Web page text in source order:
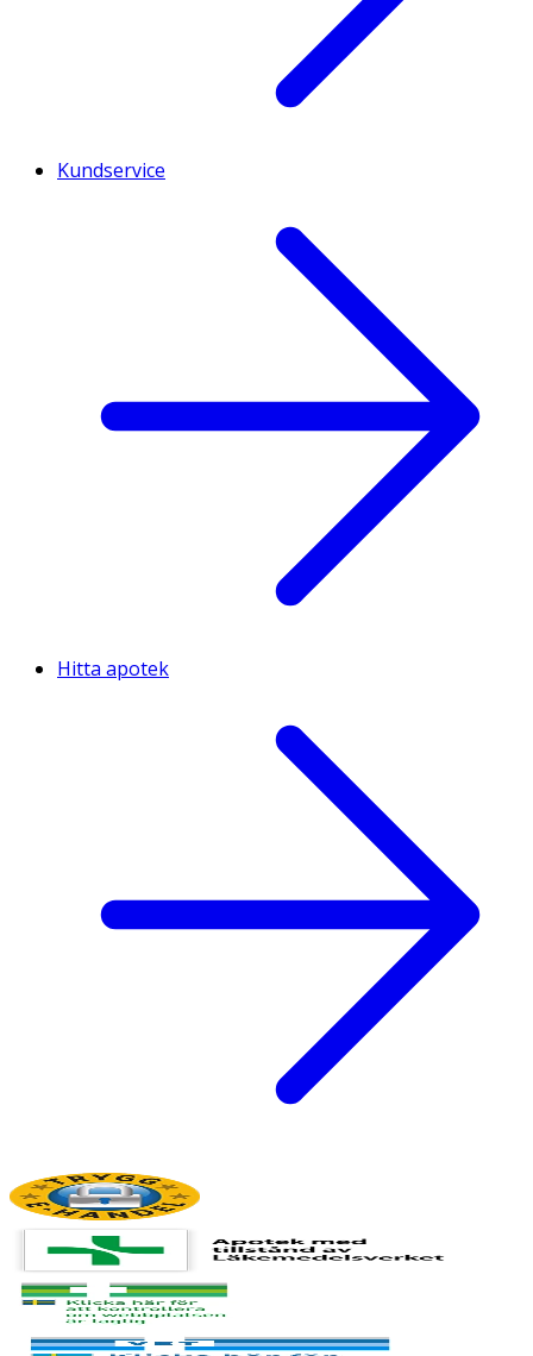
Kundservice
Hitta apotek